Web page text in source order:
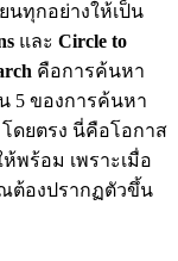
นทุกอย่างให้เป็น
และ Circle to
คือการค้นหา
5 ของการค้นหา
โดยตรง นี่คือโอกาส
ห้พร้อม เพราะเมื่อ
ณต้องปรากฏตัวขึ้น